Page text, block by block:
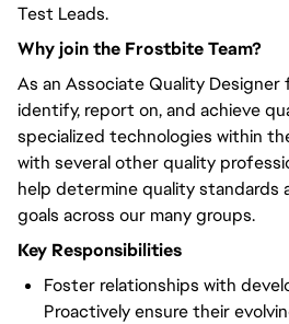
Test Leads.
Why join the Frostbite Team?
As an Associate Quality Designer
identify, report on, and achieve
specialized technologies within
with several other quality
help determine quality standards
goals across our many groups.
Key Responsibilities
Foster relationships with
Proactively ensure their